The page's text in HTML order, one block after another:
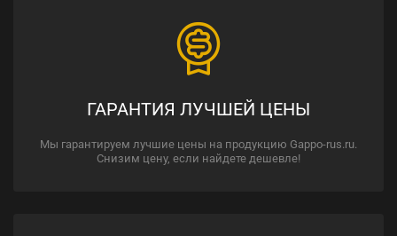
ГАРАНТИЯ ЛУЧШЕЙ ЦЕНЫ
Мы гарантируем лучшие цены на продукцию Gappo-rus.ru.
Снизим цену, если найдете дешевле!